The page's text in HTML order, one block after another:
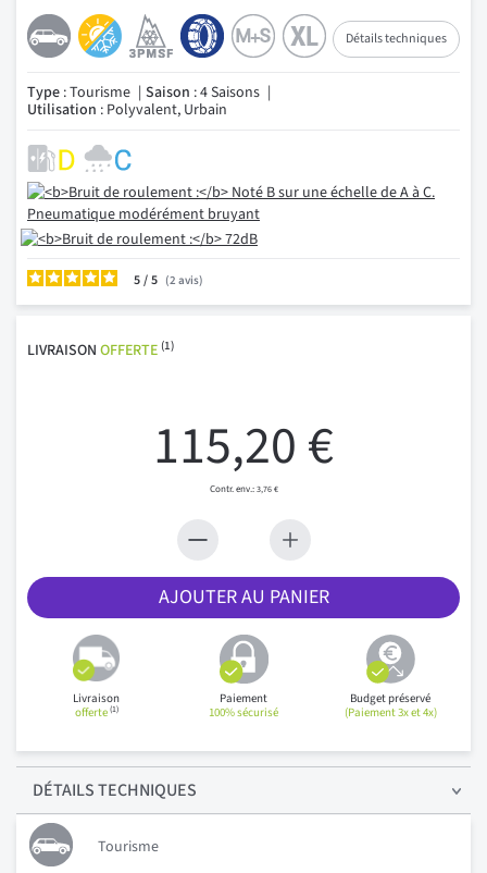
Détails techniques
Type : Tourisme Saison : 4 Saisons
Utilisation : Polyvalent, Urbain
5/ 2 avis
LIVRAISON OFFERTE (1)
115,20 €
3,76 €
AJOUTER AU PANIER
Livraison
offerte(1)
Paiement
100% sécurisé
Budget préservé
(Paiement 3x et 4x)
DÉTAILSTECHNIQUES
Tourisme